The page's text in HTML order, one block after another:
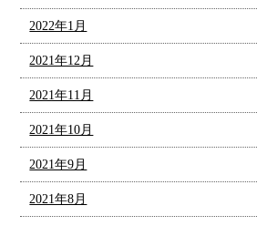
2022年1月
2021年12月
2021年11月
2021年10月
2021年9月
2021年8月